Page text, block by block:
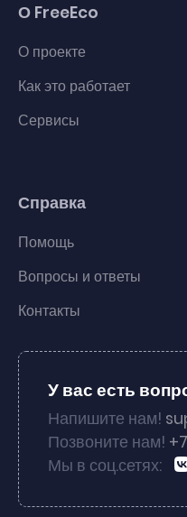
О FreeEco
О проекте
Как это работает
Сервисы
Справка
Помощь
Вопросы и ответы
Контакты
У вас есть
Напишите нам!
Позвоните нам!
Мы в соц.сетях: